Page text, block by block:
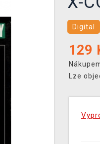
Digital
129
Lze